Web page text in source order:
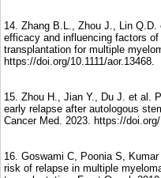
14. Zhang B.L., Zhou J., Lin
efficacy and influencing factors
transplantation for multiple
https://doi.org/10.1111/aor.13468.
15. Zhou H., Jian Y., Du J. et al.
early relapse after autologous
Cancer Med. 2023. https://
16. Goswami C, Poonia S,
risk of relapse in multiple